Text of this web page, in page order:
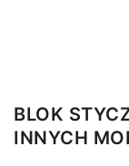
BLOK
INNYCH